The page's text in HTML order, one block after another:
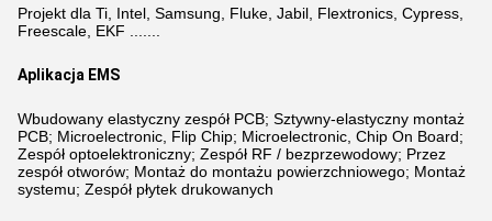
Projekt dla Ti, Intel, Samsung, Fluke, Jabil, Flextronics, Cypress,
Freescale, EKF .......
Aplikacja EMS
Wbudowany elastyczny zespół PCB; Sztywny-elastyczny montaż
PCB; Microelectronic, Flip Chip; Microelectronic, Chip On Board;
Zespół optoelektroniczny; Zespół RF / bezprzewodowy; Przez
zespół otworów; Montaż do montażu powierzchniowego; Montaż
systemu; Zespół płytek drukowanych